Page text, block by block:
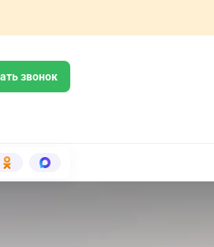
звонок